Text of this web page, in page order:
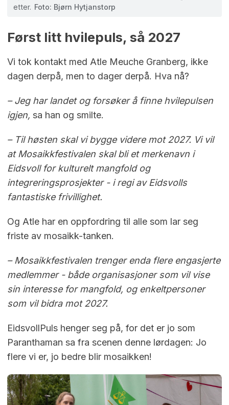
etter. Foto: Bjørn Hytjanstorp
Først litt hvilepuls, så 2027
Vi tok kontakt med Atle Meuche Granberg, ikke
dagen derpå, men to dager derpå. Hva nå?
– Jeg har landet og forsøker å finne hvilepulsen
igjen, sa han og smilte.
– Til høsten skal vi bygge videre mot 2027. Vi vil
at Mosaikkfestivalen skal bli et merkenavn i
Eidsvoll for kulturelt mangfold og
integreringsprosjekter - i regi av Eidsvolls
fantastiske frivillighet.
Og Atle har en oppfordring til alle som lar seg
friste av mosaikk-tanken.
– Mosaikkfestivalen trenger enda flere engasjerte
medlemmer - både organisasjoner som vil vise
sin interesse for mangfold, og enkeltpersoner
som vil bidra mot 2027.
EidsvollPuls henger seg på, for det er jo som
Paranthaman sa fra scenen denne lørdagen: Jo
flere vi er, jo bedre blir mosaikken!